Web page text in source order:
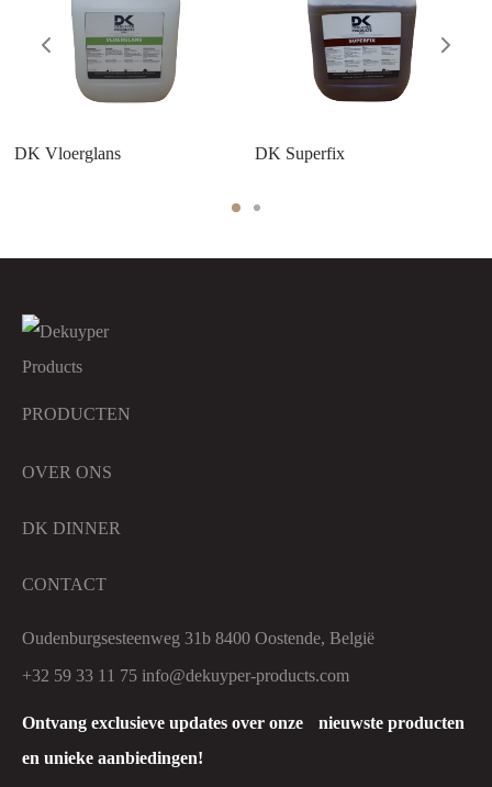
DK Vloerglans DK Superfix
Ontvang exclusieve updates over onze nieuwste producten
en unieke aanbiedingen!
PRODUCTEN
OVER ONS
DK DINNER
CONTACT
Oudenburgsesteenweg 31b 8400 Oostende, België
+32 59 33 11 75 info@dekuyper-products.com